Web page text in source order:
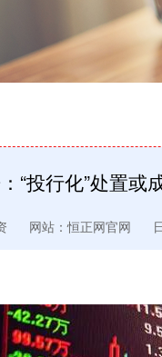
“投行化”处置或
网站：恒正网官网